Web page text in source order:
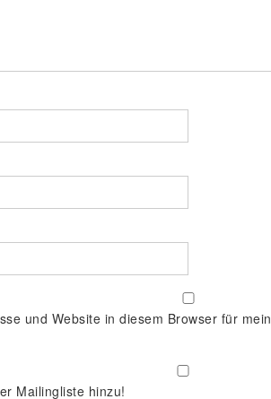
und Website in diesem Browser für
Mailingliste hinzu!